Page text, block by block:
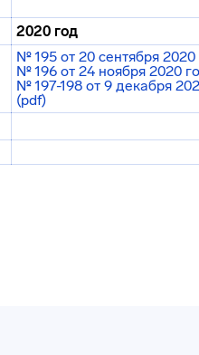
2020 год
№ 195 от 20 сентября 2020
№ 196 от 24 ноября 2020
№ 197-198 от 9 декабря
(pdf)